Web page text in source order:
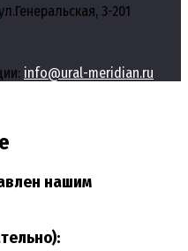
3-201
info@ural-meridian.ru
нашим